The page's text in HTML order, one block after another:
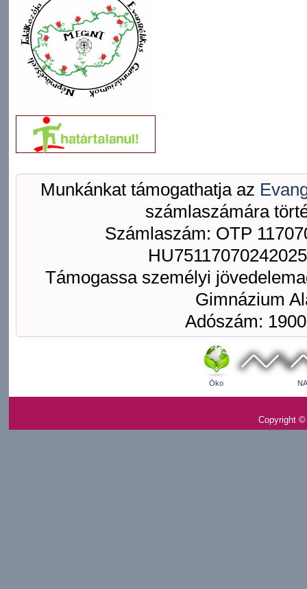
Munkánkat támogathatja az
számlaszámára
Számlaszám: OTP
Támogassa személyi
Gimnázium
Adószám:
Öko
Copyright